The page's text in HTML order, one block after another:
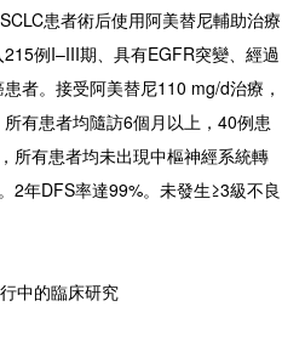
患者術后使用阿美替尼輔助治療
例I–III期、具有EGFR突變、經過
者。接受阿美替尼110 mg/d治療，
有患者均隨訪6個月以上，40例患
所有患者均未出現中樞神經系統轉
2年DFS率達99%。未發生≥3級不良
中的臨床研究